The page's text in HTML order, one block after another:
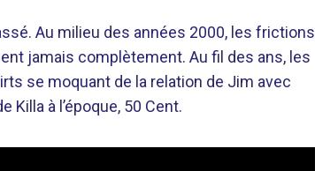
Au milieu des années 2000, les frictions
jamais complètement. Au fil des ans, les
se moquant de la relation de Jim avec
Killa à l’époque, 50 Cent.